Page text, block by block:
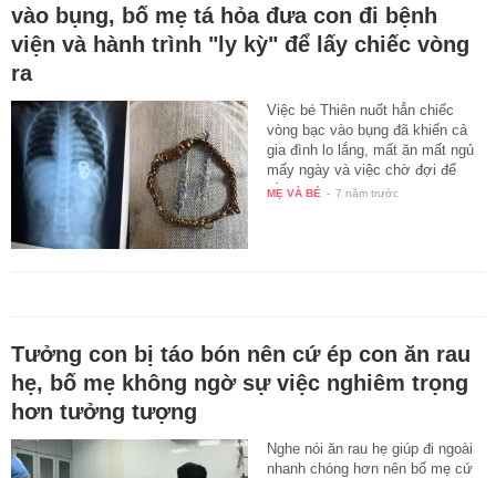
vào bụng, bố mẹ tá hỏa đưa con đi bệnh
viện và hành trình "ly kỳ" để lấy chiếc vòng
ra
Việc bé Thiên nuốt hẳn chiếc
vòng bạc vào bụng đã khiến cả
gia đình lo lắng, mất ăn mất ngủ
mấy ngày và việc chờ đợi để
lấy…
MẸ VÀ BÉ - 7 năm trước
Tưởng con bị táo bón nên cứ ép con ăn rau
hẹ, bố mẹ không ngờ sự việc nghiêm trọng
hơn tưởng tượng
Nghe nói ăn rau hẹ giúp đi ngoài
nhanh chóng hơn nên bố mẹ cứ